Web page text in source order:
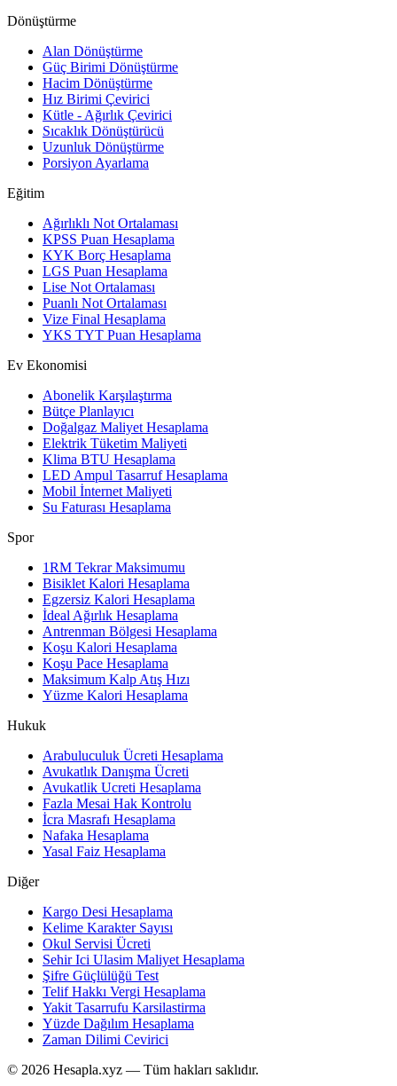
Dönüştürme
Alan Dönüştürme
Güç Birimi Dönüştürme
Hacim Dönüştürme
Hız Birimi Çevirici
Kütle - Ağırlık Çevirici
Sıcaklık Dönüştürücü
Uzunluk Dönüştürme
Porsiyon Ayarlama
Eğitim
Ağırlıklı Not Ortalaması
KPSS Puan Hesaplama
KYK Borç Hesaplama
LGS Puan Hesaplama
Lise Not Ortalaması
Puanlı Not Ortalaması
Vize Final Hesaplama
YKS TYT Puan Hesaplama
Ev Ekonomisi
Abonelik Karşılaştırma
Bütçe Planlayıcı
Doğalgaz Maliyet Hesaplama
Elektrik Tüketim Maliyeti
Klima BTU Hesaplama
LED Ampul Tasarruf Hesaplama
Mobil İnternet Maliyeti
Su Faturası Hesaplama
Spor
1RM Tekrar Maksimumu
Bisiklet Kalori Hesaplama
Egzersiz Kalori Hesaplama
İdeal Ağırlık Hesaplama
Antrenman Bölgesi Hesaplama
Koşu Kalori Hesaplama
Koşu Pace Hesaplama
Maksimum Kalp Atış Hızı
Yüzme Kalori Hesaplama
Hukuk
Arabuluculuk Ücreti Hesaplama
Avukatlık Danışma Ücreti
Avukatlik Ucreti Hesaplama
Fazla Mesai Hak Kontrolu
İcra Masrafı Hesaplama
Nafaka Hesaplama
Yasal Faiz Hesaplama
Diğer
Kargo Desi Hesaplama
Kelime Karakter Sayısı
Okul Servisi Ücreti
Sehir Ici Ulasim Maliyet Hesaplama
Şifre Güçlülüğü Test
Telif Hakkı Vergi Hesaplama
Yakit Tasarrufu Karsilastirma
Yüzde Dağılım Hesaplama
Zaman Dilimi Cevirici
© 2026 Hesapla.xyz — Tüm hakları saklıdır.